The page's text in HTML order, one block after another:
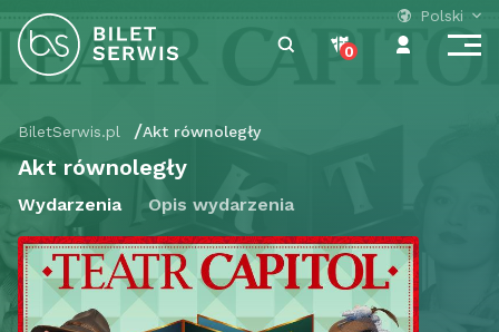
Polski
0
BiletSerwis.pl Akt równoległy
Akt równoległy
Wydarzenia Opis wydarzenia